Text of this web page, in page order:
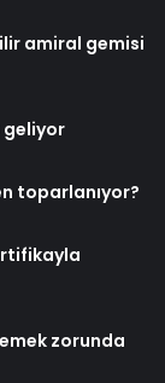
amiral gemisi
geliyor
toparlanıyor?
zorunda